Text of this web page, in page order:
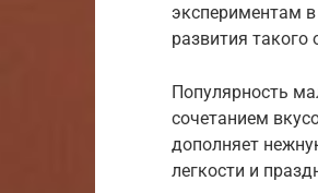
экспериментам в
развития такого
Популярность
сочетанием
дополняет
легкости и